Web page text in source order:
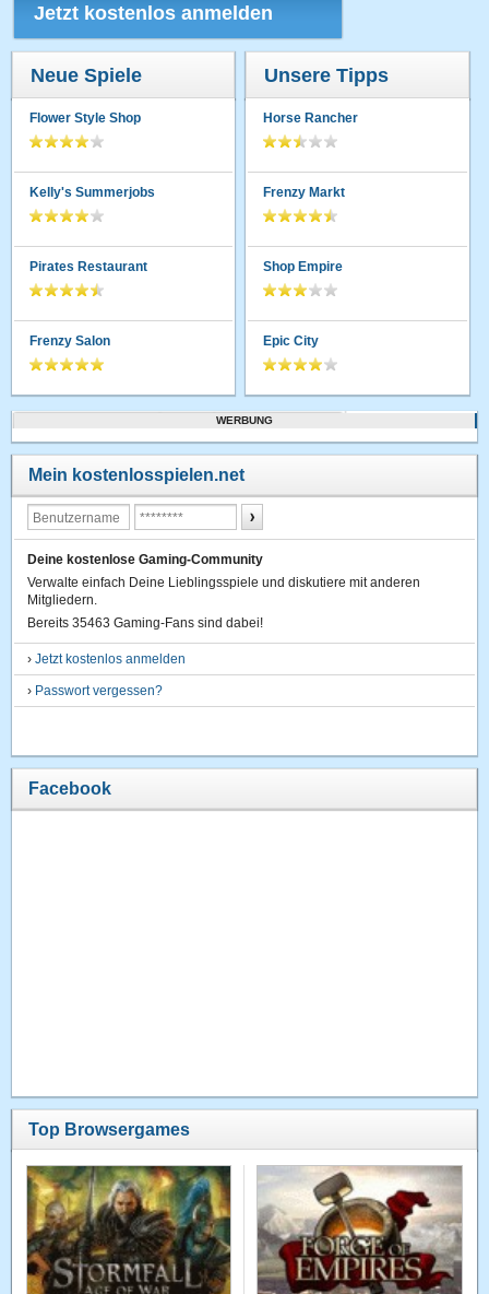
Jetzt kostenlos anmelden
Neue Spiele
Flower Style Shop
Kelly's Summerjobs
Pirates Restaurant
Frenzy Salon
Unsere Tipps
Horse Rancher
Frenzy Markt
Shop Empire
Epic City
WERBUNG
Mein kostenlosspielen.net
Deine kostenlose Gaming-Community
Verwalte einfach Deine Lieblingsspiele und diskutiere mit anderen
Mitgliedern.
Bereits 35463 Gaming-Fans sind dabei!
›Jetzt kostenlos anmelden
› Passwort vergessen?
Facebook
Top Browsergames